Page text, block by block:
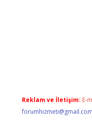
Reklam ve İletişim: E-
forumhizmeti@gmail.com